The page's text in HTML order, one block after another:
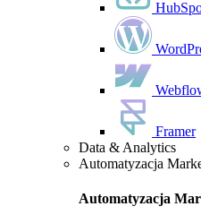
Framer
Data & Analytics
Automatyzacja
Automatyzacja